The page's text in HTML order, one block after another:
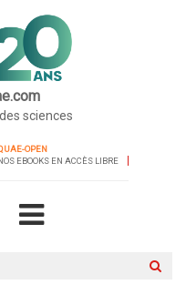
sciences
OPEN
EBOOKS EN ACCÈS LIBRE